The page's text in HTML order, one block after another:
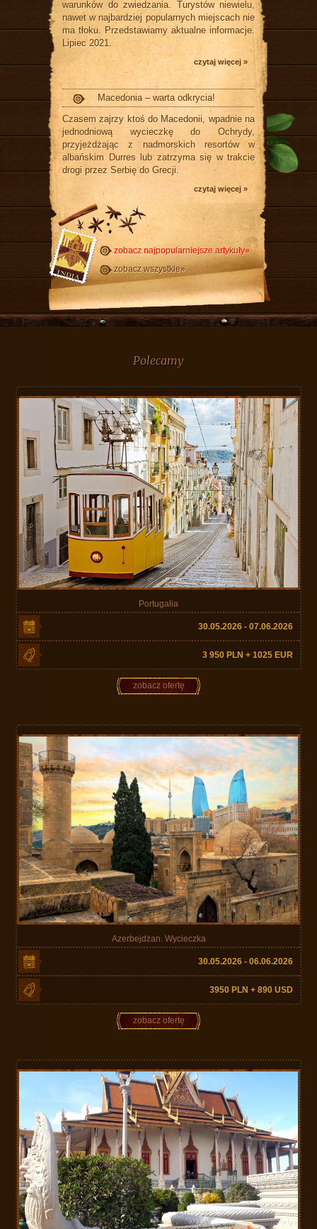
warunków do zwiedzania. Turystów niewielu,
nawet w najbardziej popularnych miejscach nie
ma tłoku. Przedstawiamy aktualne informacje.
Lipiec 2021.
czytaj więcej »
Macedonia – warta odkrycia!
Czasem zajrzy ktoś do Macedonii, wpadnie na
jednodniową wycieczkę do Ochrydy,
przyjeżdżając z nadmorskich resortów w
albańskim Durres lub zatrzyma się w trakcie
drogi przez Serbię do Grecji.
czytaj więcej »
zobacz najpopularniejsze artykuły»
zobacz wszystkie»
Polecamy
Portugalia
30.05.2026 - 07.06.2026
3 950 PLN + 1025 EUR
zobacz ofertę
Azerbejdżan. Wycieczka
30.05.2026 - 06.06.2026
3950 PLN + 890 USD
zobacz ofertę